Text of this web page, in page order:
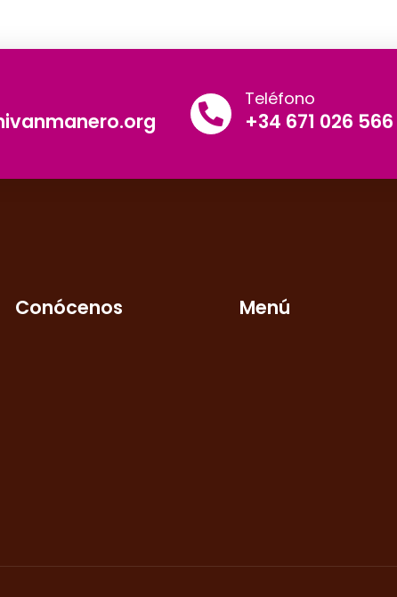
Teléfono
+34 671 026 566
Conócenos Menú